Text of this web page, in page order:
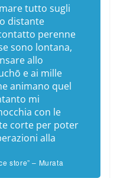
tutto sugli
distante
perenne
sono lontana,
allo
e ai mille
animano quel
mi
con le
corte per poter
alla
store” – Murata